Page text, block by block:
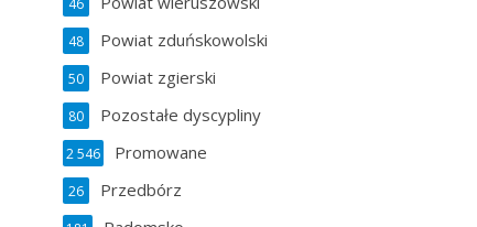
46
Powiat zduńskowolski
48
Powiat zgierski
50
Pozostałe dyscypliny
80
Promowane
2 546
Przedbórz
26